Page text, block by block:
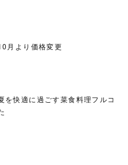
月より価格変更
を快適に過ごす菜食料理フルコ